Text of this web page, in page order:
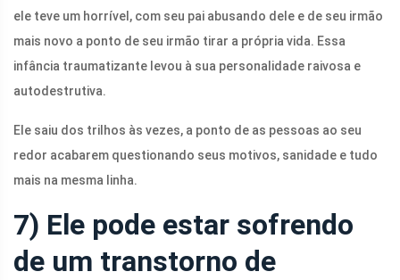
ele teve um horrível, com seu pai abusando dele e de seu irmão
mais novo a ponto de seu irmão tirar a própria vida. Essa
infância traumatizante levou à sua personalidade raivosa e
autodestrutiva.
Ele saiu dos trilhos às vezes, a ponto de as pessoas ao seu
redor acabarem questionando seus motivos, sanidade e tudo
mais na mesma linha.
7) Ele pode estar sofrendo
de um transtorno de